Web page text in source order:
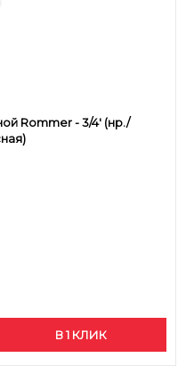
Rommer - 3/4' (нр./
В 1 КЛИК